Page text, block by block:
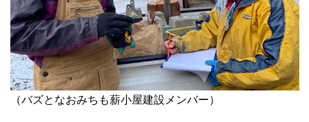
（バズとなおみちも薪小屋建設メンバー）